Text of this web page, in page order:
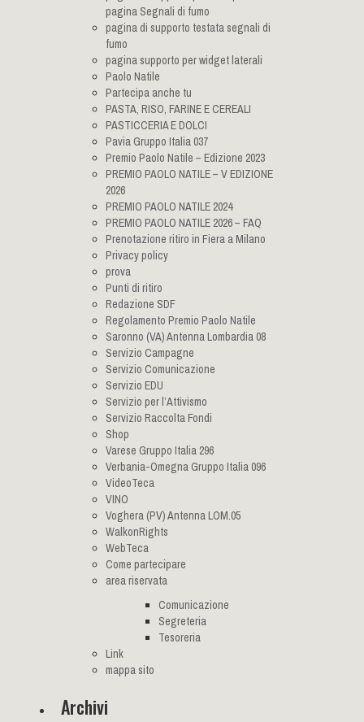
pagina Segnali di fumo
pagina di supporto testata segnali di
fumo
pagina supporto per widget laterali
Paolo Natile
Partecipa anche tu
PASTA, RISO, FARINE E CEREALI
PASTICCERIA E DOLCI
Pavia Gruppo Italia 037
Premio Paolo Natile – Edizione 2023
PREMIO PAOLO NATILE – V EDIZIONE
2026
PREMIO PAOLO NATILE 2024
PREMIO PAOLO NATILE 2026 – FAQ
Prenotazione ritiro in Fiera a Milano
Privacy policy
prova
Punti di ritiro
Redazione SDF
Regolamento Premio Paolo Natile
Saronno (VA) Antenna Lombardia 08
Servizio Campagne
Servizio Comunicazione
Servizio EDU
Servizio per l’Attivismo
Servizio Raccolta Fondi
Shop
Varese Gruppo Italia 296
Verbania-Omegna Gruppo Italia 096
VideoTeca
VINO
Voghera (PV) Antenna LOM.05
WalkonRights
WebTeca
Come partecipare
area riservata
Comunicazione
Segreteria
Tesoreria
Link
mappa sito
Archivi